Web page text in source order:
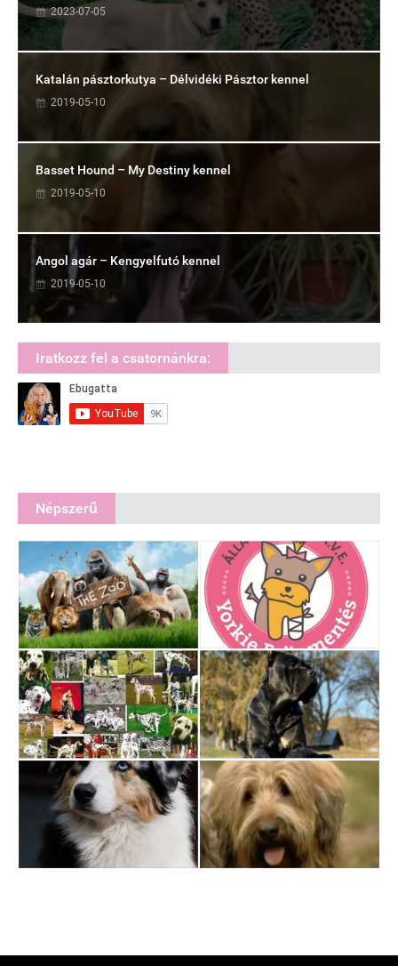
2023-07-05
Katalán pásztorkutya – Délvidéki Pásztor kennel
2019-05-10
Basset Hound – My Destiny kennel
2019-05-10
Angol agár – Kengyelfutó kennel
2019-05-10
Iratkozz fel a csatornánkra:
Népszerű